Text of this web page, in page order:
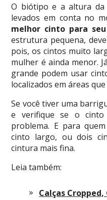
O biótipo e a altura da
levados em conta no
melhor cinto para
estrutura pequena,
pois, os cintos muito
mulher é ainda menor.
grande podem usar
localizados em áreas
Se você tiver uma
e verifique se o cinto
problema. E para
cinto largo, ou dois
cintura mais fina.
Leia também:
Calças Cropped,